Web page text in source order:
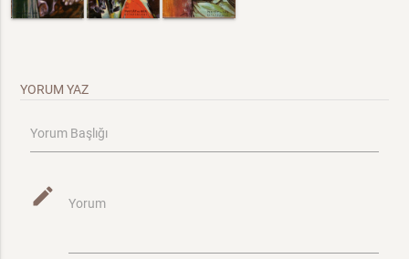
YORUM YAZ
Yorum Başlığı
mode_edit Yorum